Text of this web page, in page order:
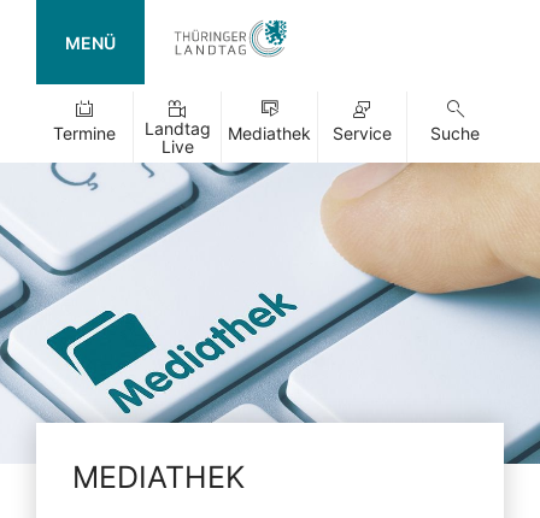
MENÜ
Termine
Landtag
Live
Mediathek Service Suche
MEDIATHEK